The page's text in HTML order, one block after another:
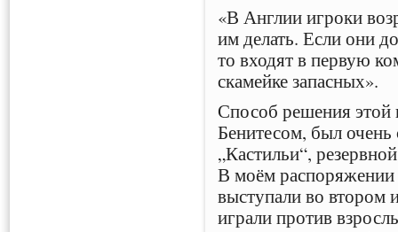
«В Англии игроки
им делать. Если они
то входят в первую
скамейке запасных».
Способ решения
Бенитесом, был
„Кастильи“,
В моём
выступали во втором
играли против